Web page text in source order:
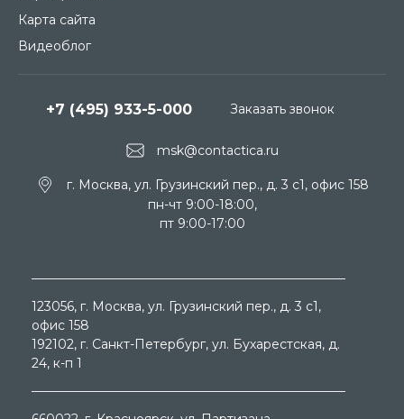
Карта сайта
Видеоблог
msk@contactica.ru
+7 (495) 933-5-000
г. Москва, ул. Грузинский пер., д. 3 c1, офис 158
пн-чт 9:00-18:00,
пт 9:00-17:00
Заказать звонок
123056, г. Москва, ул. Грузинский пер., д. 3 c1,
офис 158
192102, г. Санкт-Петербург, ул. Бухарестская, д.
24, к-п 1